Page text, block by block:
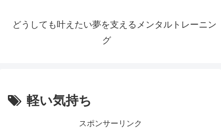
どうしても叶えたい夢を支えるメンタルトレーニン
グ
軽い気持ち
スポンサーリンク